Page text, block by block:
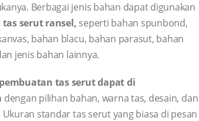
Berbagai jenis bahan dapat digunakan
tas serut ransel, seperti bahan spunbond,
bahan blacu, bahan parasut, bahan
jenis bahan lainnya.
tas serut dapat di
dengan pilihan bahan, warna tas, desain, dan
Ukuran standar tas serut yang biasa di pesan